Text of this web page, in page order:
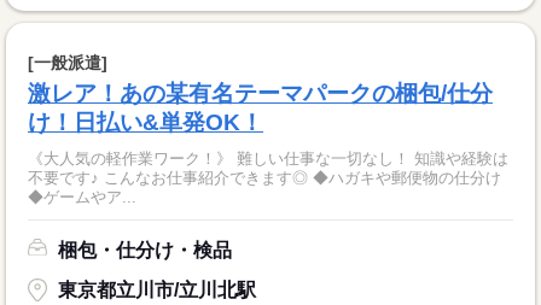
[一般派遣]
激レア！あの某有名テーマパークの梱包/仕分
け！日払い&単発OK！
《大人気の軽作業ワーク！》 難しい仕事な一切なし！ 知識や経験は
不要です♪ こんなお仕事紹介できます◎ ◆ハガキや郵便物の仕分け
◆ゲームやア...
梱包・仕分け・検品
東京都立川市/立川北駅